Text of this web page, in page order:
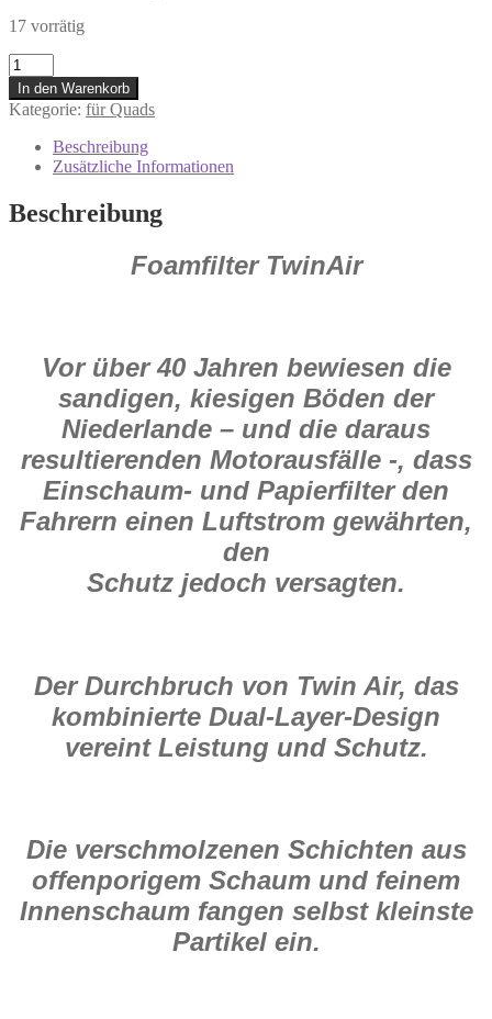
17 vorrätig
156087P
Twin
Air
Luftfilter
Quad
Polaris
325
ACE
In den Warenkorb
Kategorie: für Quads
Beschreibung
Zusätzliche Informationen
Beschreibung
Foamfilter TwinAir
Vor über 40 Jahren bewiesen die
sandigen, kiesigen Böden der
Niederlande – und die daraus
resultierenden Motorausfälle -, dass
Einschaum- und Papierfilter den
Fahrern einen Luftstrom gewährten,
den
Schutz jedoch versagten.
Der Durchbruch von Twin Air, das
kombinierte Dual-Layer-Design
vereint Leistung und Schutz.
Die verschmolzenen Schichten aus
offenporigem Schaum und feinem
Innenschaum fangen selbst kleinste
Partikel ein.